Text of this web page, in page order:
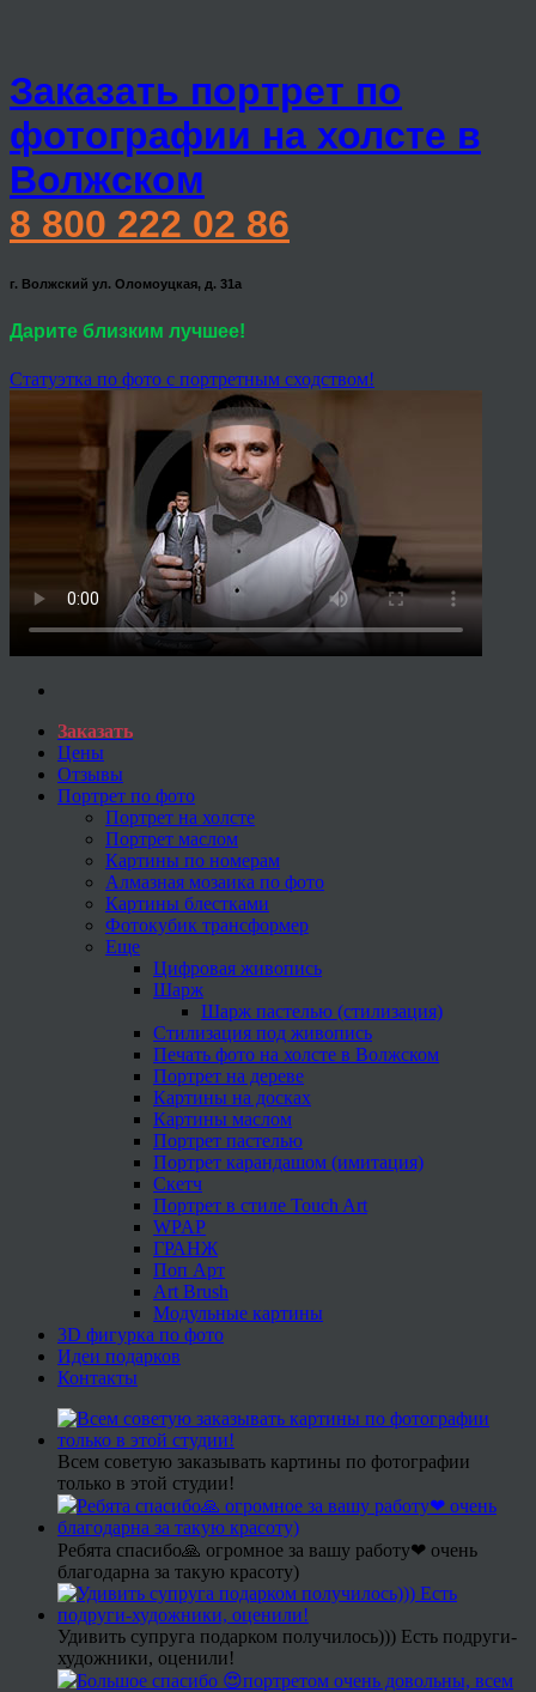
Заказать портрет по
фотографии на холсте в
Волжском
8 800 222 02 86
г. Волжский ул. Оломоуцкая, д. 31а
Дарите близким лучшее!
Статуэтка по фото с портретным сходством!
Заказать
Цены
Отзывы
Портрет по фото
Портрет на холсте
Портрет маслом
Картины по номерам
Алмазная мозаика по фото
Картины блестками
Фотокубик трансформер
Еще
Цифровая живопись
Шарж
Шарж пастелью (стилизация)
Стилизация под живопись
Печать фото на холсте в Волжском
Портрет на дереве
Картины на досках
Картины маслом
Портрет пастелью
Портрет карандашом (имитация)
Скетч
Портрет в стиле Touch Art
WPAP
ГРАНЖ
Поп Арт
Art Brush
Модульные картины
3D фигурка по фото
Идеи подарков
Контакты
Всем советую заказывать картины по фотографии
только в этой студии!
Ребята спасибо🙏 огромное за вашу работу❤ очень
благодарна за такую красоту)
Удивить супруга подарком получилось))) Есть подруги-
художники, оценили!